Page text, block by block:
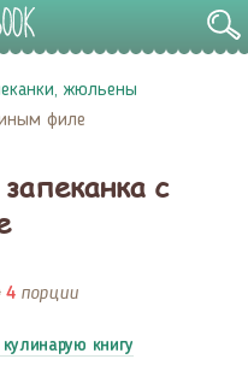
жюльены
филе
с
4порции
книгу